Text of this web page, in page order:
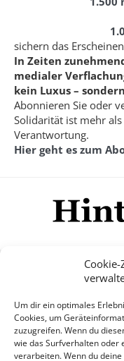
Um dir ein optimales
Cookies, um
zuzugreifen. Wenn du
wie das Surfverhalten oder
verarbeiten. Wenn du
sichern das
In Zeiten
medialer
kein Luxus –
Abonnieren Sie oder
Solidarität ist mehr
Verantwortung.
Hier geht es zum
© Copyright